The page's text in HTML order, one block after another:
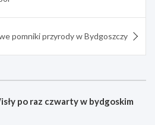
pomniki przyrody w Bydgoszczy
po raz czwarty w bydgoskim